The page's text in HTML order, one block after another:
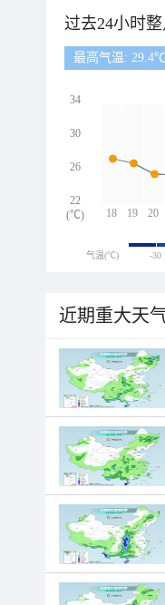
过去24小时
最高气温:
18 19 20
34
30
26
22
(℃)
气温(℃) -30
近期重大天